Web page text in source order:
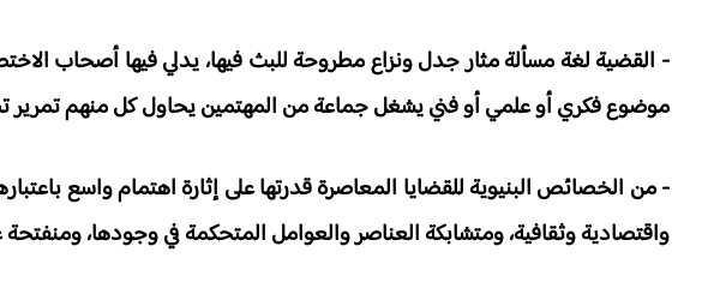
- القضية لغة مسألة مثار جدل ونزاع مطروحة للبث فيها، يدلي فيها أصحاب
موضوع فكري أو علمي أو فني يشغل جماعة من المهتمين يحاول كل منهم تمرير
- من الخصائص البنيوية للقضايا المعاصرة قدرتها على إثارة اهتمام واسع
واقتصادية وثقافية، ومتشابكة العناصر والعوامل المتحكمة في وجودها،